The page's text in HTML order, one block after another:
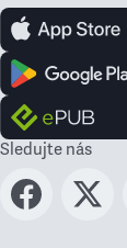
Sledujte nás